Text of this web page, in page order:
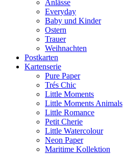
Anlässe
Everyday
Baby und Kinder
Ostern
Trauer
Weihnachten
Postkarten
Kartenserie
Pure Paper
Trés Chic
Little Moments
Little Moments Animals
Little Romance
Petit Cherie
Little Watercolour
Neon Paper
Maritime Kollektion